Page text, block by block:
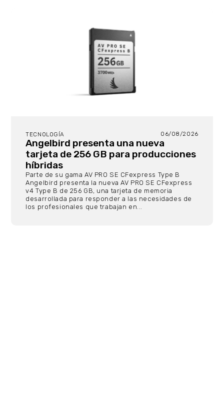
TECNOLOGÍA 06/08/2026
Angelbird presenta una nueva
tarjeta de 256 GB para producciones
híbridas
Parte de su gama AV PRO SE CFexpress Type B
Angelbird presenta la nueva AV PRO SE CFexpress
v4 Type B de 256 GB, una tarjeta de memoria
desarrollada para responder a las necesidades de
los profesionales que trabajan en...